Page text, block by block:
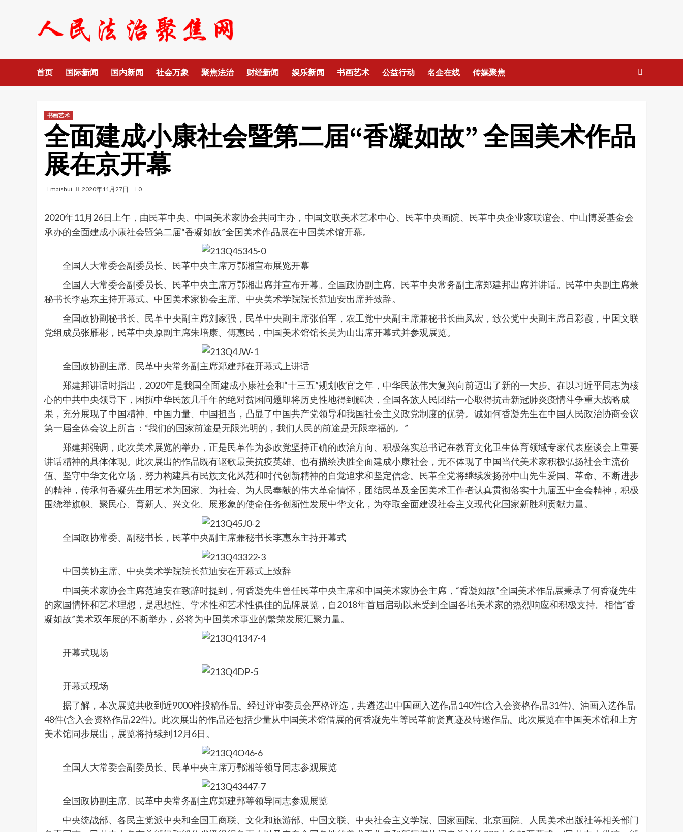
首页 国际新闻 国内新闻 社会万象 聚焦法治 财经新闻 娱乐新闻 书画艺术 公益行动 名企在线 传媒聚焦
书画艺术
全面建成小康社会暨第二届“香凝如故” 全国美术作品
展在京开幕
maishui 2020年11月27日 0
2020年11月26日上午，由民革中央、中国美术家协会共同主办，中国文联美术艺术中心、民革中央画院、民革中央企业家联谊会、中山博爱基金会
承办的全面建成小康社会暨第二届“香凝如故”全国美术作品展在中国美术馆开幕。
全国人大常委会副委员长、民革中央主席万鄂湘宣布展览开幕
全国人大常委会副委员长、民革中央主席万鄂湘出席并宣布开幕。全国政协副主席、民革中央常务副主席郑建邦出席并讲话。民革中央副主席兼
秘书长李惠东主持开幕式。中国美术家协会主席、中央美术学院院长范迪安出席并致辞。
全国政协副秘书长、民革中央副主席刘家强，民革中央副主席张伯军，农工党中央副主席兼秘书长曲凤宏，致公党中央副主席吕彩霞，中国文联
党组成员张雁彬，民革中央原副主席朱培康、傅惠民，中国美术馆馆长吴为山出席开幕式并参观展览。
全国政协副主席、民革中央常务副主席郑建邦在开幕式上讲话
郑建邦讲话时指出，2020年是我国全面建成小康社会和“十三五”规划收官之年，中华民族伟大复兴向前迈出了新的一大步。在以习近平同志为核
心的中共中央领导下，困扰中华民族几千年的绝对贫困问题即将历史性地得到解决，全国各族人民团结一心取得抗击新冠肺炎疫情斗争重大战略成
果，充分展现了中国精神、中国力量、中国担当，凸显了中国共产党领导和我国社会主义政党制度的优势。诚如何香凝先生在中国人民政治协商会议
第一届全体会议上所言：“我们的国家前途是无限光明的，我们人民的前途是无限幸福的。”
郑建邦强调，此次美术展览的举办，正是民革作为参政党坚持正确的政治方向、积极落实总书记在教育文化卫生体育领域专家代表座谈会上重要
讲话精神的具体体现。此次展出的作品既有讴歌最美抗疫英雄、也有描绘决胜全面建成小康社会，无不体现了中国当代美术家积极弘扬社会主流价
值、坚守中华文化立场，努力构建具有民族文化风范和时代创新精神的自觉追求和坚定信念。民革全党将继续发扬孙中山先生爱国、革命、不断进步
的精神，传承何香凝先生用艺术为国家、为社会、为人民奉献的伟大革命情怀，团结民革及全国美术工作者认真贯彻落实十九届五中全会精神，积极
围绕举旗帜、聚民心、育新人、兴文化、展形象的使命任务创新性发展中华文化，为夺取全面建设社会主义现代化国家新胜利贡献力量。
全国政协常委、副秘书长，民革中央副主席兼秘书长李惠东主持开幕式
中国美协主席、中央美术学院院长范迪安在开幕式上致辞
中国美术家协会主席范迪安在致辞时提到，何香凝先生曾任民革中央主席和中国美术家协会主席，“香凝如故”全国美术作品展秉承了何香凝先生
的家国情怀和艺术理想，是思想性、学术性和艺术性俱佳的品牌展览，自2018年首届启动以来受到全国各地美术家的热烈响应和积极支持。相信“香
凝如故”美术双年展的不断举办，必将为中国美术事业的繁荣发展汇聚力量。
开幕式现场
开幕式现场
据了解，本次展览共收到近9000件投稿作品。经过评审委员会严格评选，共遴选出中国画入选作品140件(含入会资格作品31件)、油画入选作品
48件(含入会资格作品22件)。此次展出的作品还包括少量从中国美术馆借展的何香凝先生等民革前贤真迹及特邀作品。此次展览在中国美术馆和上方
美术馆同步展出，展览将持续到12月6日。
全国人大常委会副委员长、民革中央主席万鄂湘等领导同志参观展览
全国政协副主席、民革中央常务副主席郑建邦等领导同志参观展览
中央统战部、各民主党派中央和全国工商联、文化和旅游部、中国文联、中央社会主义学院、国家画院、北京画院、人民美术出版社等相关部门